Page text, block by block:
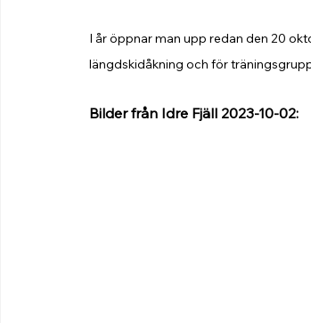
I år öppnar man upp redan den 20
längdskidåkning och för
Bilder från Idre Fjäll 2023-10-02: